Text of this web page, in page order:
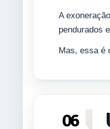
A
pendurados
Mas, essa é
06